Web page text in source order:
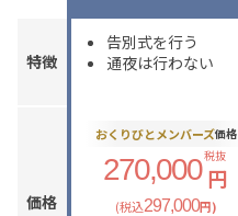
特徴
告別式を行う
通夜は行わない
価格
おくりびとメンバーズ価格
270,000税抜
円
(税込297,000円)